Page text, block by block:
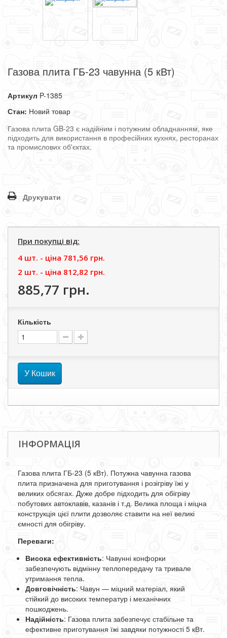
Газова плита ГБ-23 чавунна (5 кВт)
Артикул P-1385
Стан: Новий товар
Газова плита GB-23 є надійним і потужним обладнанням, яке
підходить для використання в професійних кухнях, ресторанах
та промислових об'єктах.
Друкувати
При покупці від:
4 шт. - цiна 781,56 грн.
2 шт. - цiна 812,82 грн.
885,77 грн.
Кількість
У Кошик
ІНФОРМАЦІЯ
Газова плита ГБ-23 (5 кВт). Потужна чавунна газова
плита призначена для приготування і розігріву їжі у
великих обсягах. Дуже добре підходить для обігріву
побутових автоклавів, казанів і т.д. Велика площа і міцна
конструкція цієї плити дозволяє ставити на неї великі
ємності для обігріву.
Переваги:
Висока ефективність: Чавунні конфорки
забезпечують відмінну теплопередачу та тривале
утримання тепла.
Довговічність: Чавун — міцний матеріал, який
стійкий до високих температур і механічних
пошкоджень.
Надійність: Газова плита забезпечує стабільне та
ефективне приготування їжі завдяки потужності 5 кВт.